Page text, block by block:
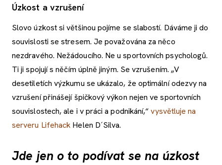
Úzkost a vzrušení
Slovo úzkost si většinou pojíme se slabostí. Dáváme ji do
souvislosti se stresem. Je považována za něco
nezdravého. Nežádoucího. Ne u sportovních psychologů.
Ti ji spojují s něčím úplně jiným. Se vzrušením. „V
desetiletích výzkumu se ukázalo, že optimální odezvy na
vzrušení přinášejí špičkový výkon nejen ve sportovních
souvislostech, ale i v práci a podnikání,“vysvětluje na
serveru Lifehack Helen D´Silva.
Jde jen o to podívat se na úzkost